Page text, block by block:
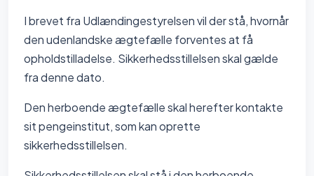
I brevet fra Udlændingestyrelsen vil der stå, hvornår
den udenlandske ægtefælle forventes at få
opholdstilladelse. Sikkerhedsstillelsen skal gælde
fra denne dato.
Den herboende ægtefælle skal herefter kontakte
sit pengeinstitut, som kan oprette
sikkerhedsstillelsen.